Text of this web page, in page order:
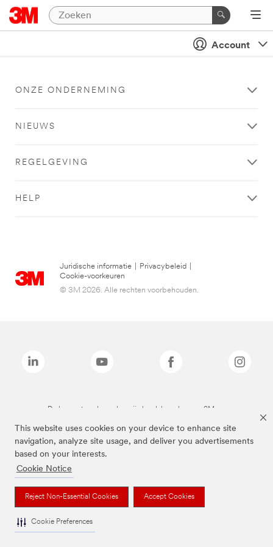
This website uses cookies on your device to enhance site
navigation, analyze site usage, and deliver you advertisements
based on your interests.
Cookie Notice
Reject Non-Essential Cookies Accept Cookies
Cookie Preferences
Account
ONZE ONDERNEMING
NIEUWS
REGELGEVING
HELP
Juridische informatie Privacybeleid
Cookie-voorkeuren
© 3M 2026. Alle rechten voorbehouden.
De bovenstaande merken zijn handelsmerken van 3M.we